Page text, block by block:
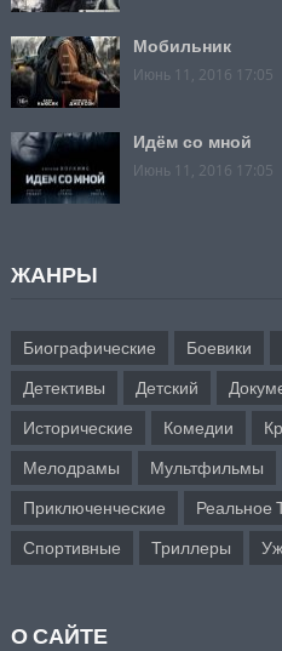
Мобильник
Июнь 11, 2016 17:05
Идём со мной
Июнь 11, 2016 17:05
ЖАНРЫ
Биографические Боевики
Детективы Детский
Исторические Комедии
Мелодрамы Мультфильмы
Приключенческие Реальное
Спортивные Триллеры
О САЙТЕ